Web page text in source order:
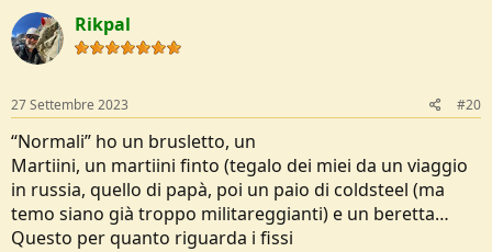
c
t
i
o
s
:
Rikpal
27 Settembre 2023 #20
“Normali” ho un brusletto, un
Martiini, un martiini finto (tegalo dei miei da un viaggio
in russia, quello di papà, poi un paio di coldsteel (ma
temo siano già troppo militareggianti) e un beretta…
Questo per quanto riguarda i fissi